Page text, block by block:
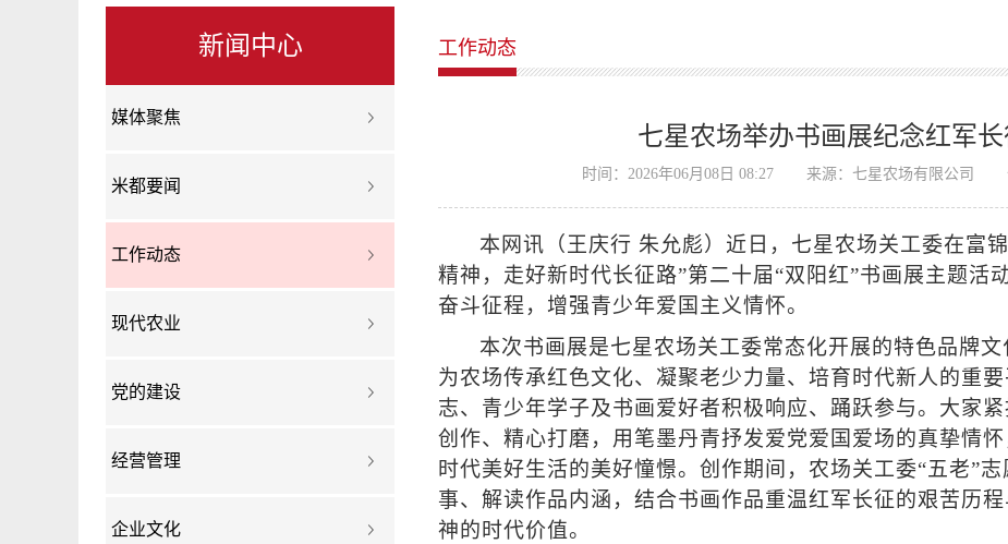
新闻中心
媒体聚焦
米都要闻
工作动态
现代农业
党的建设
经营管理
企业文化
工作动态
七星农场举办书画展纪念红军
时间：2026年06月08日 08:27 来源：七星农场有限公司
本网讯（王庆行 朱允彪）近日，七星农场关工委在富
精神，走好新时代长征路”第二十届“双阳红”书画展主题活
奋斗征程，增强青少年爱国主义情怀。
本次书画展是七星农场关工委常态化开展的特色品牌
为农场传承红色文化、凝聚老少力量、培育时代新人的重
志、青少年学子及书画爱好者积极响应、踊跃参与。大家
创作、精心打磨，用笔墨丹青抒发爱党爱国爱场的真挚情
时代美好生活的美好憧憬。创作期间，农场关工委“五老”
事、解读作品内涵，结合书画作品重温红军长征的艰苦历
神的时代价值。